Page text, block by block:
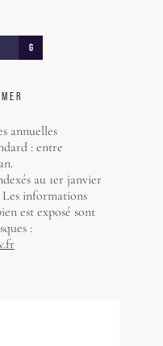
G
annuelles
: entre
au 1er janvier
Les informations
est exposé sont
: